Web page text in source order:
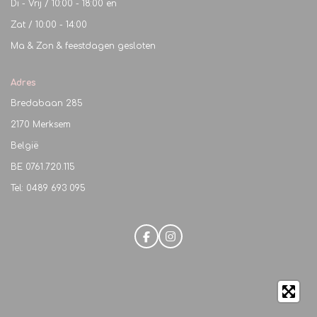
Di - Vrij / 10:00 - 18:00 en
Zat / 10:00 - 14:00
Ma & Zon & feestdagen gesloten
Adres
Bredabaan 285
2170 Merksem
België
BE 0761.720.115
Tel: 0489 693 095
F
a
I
n